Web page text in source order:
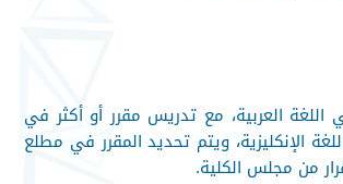
العربية، مع تدريس مقرر أو أكثر في
الإنكليزية، ويتم تحديد المقرر في مطلع
من مجلس الكلية.